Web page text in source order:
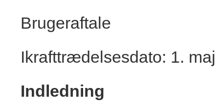
Brugeraftale
Ikrafttrædelsesdato: 1.
Indledning